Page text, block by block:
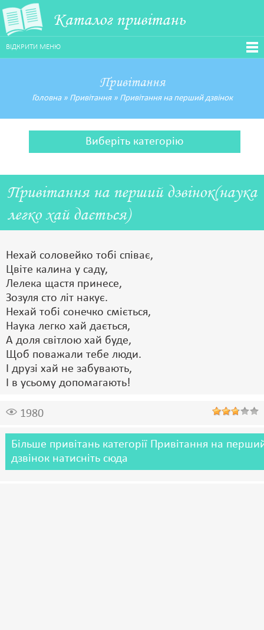
Каталог привітань
ВІДКРИТИ МЕНЮ
Привітання
Головна» Привітання» Привітання на перший дзвінок
Виберіть категорію
Привітання на перший дзвінок(наука
легко хай дається)
Нехай соловейко тобі співає,
Цвіте калина у саду,
Лелека щастя принесе,
Зозуля сто літ накує.
Нехай тобі сонечко сміється,
Наука легко хай дається,
А доля світлою хай буде,
Щоб поважали тебе люди.
І друзі хай не забувають,
І в усьому допомагають!
1980
Більше привітань категорії Привітання на
дзвінок натисніть сюда